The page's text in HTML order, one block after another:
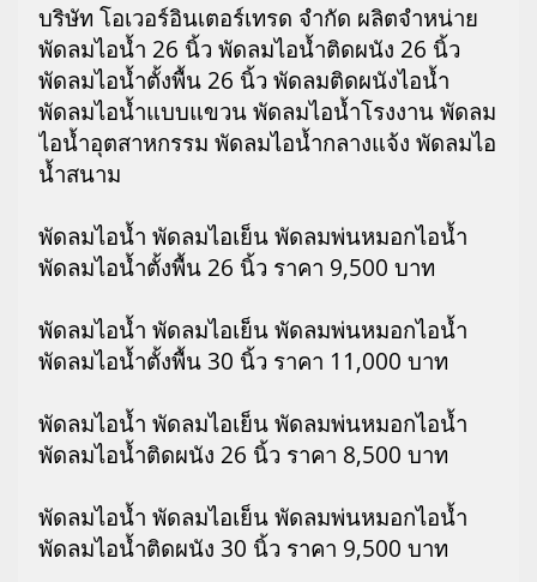
บริษัท โอเวอร์อินเตอร์เทรด จำกัด ผลิตจำหน่าย
พัดลมไอน้ำ 26 นิ้ว พัดลมไอน้ำติดผนัง 26 นิ้ว
พัดลมไอน้ำตั้งพื้น 26 นิ้ว พัดลมติดผนังไอน้ำ
พัดลมไอน้ำแบบแขวน พัดลมไอน้ำโรงงาน พัดลม
ไอน้ำอุตสาหกรรม พัดลมไอน้ำกลางแจ้ง พัดลมไอ
น้ำสนาม
พัดลมไอน้ำ พัดลมไอเย็น พัดลมพ่นหมอกไอน้ำ
พัดลมไอน้ำตั้งพื้น 26 นิ้ว ราคา 9,500 บาท
พัดลมไอน้ำ พัดลมไอเย็น พัดลมพ่นหมอกไอน้ำ
พัดลมไอน้ำตั้งพื้น 30 นิ้ว ราคา 11,000 บาท
พัดลมไอน้ำ พัดลมไอเย็น พัดลมพ่นหมอกไอน้ำ
พัดลมไอน้ำติดผนัง 26 นิ้ว ราคา 8,500 บาท
พัดลมไอน้ำ พัดลมไอเย็น พัดลมพ่นหมอกไอน้ำ
พัดลมไอน้ำติดผนัง 30 นิ้ว ราคา 9,500 บาท